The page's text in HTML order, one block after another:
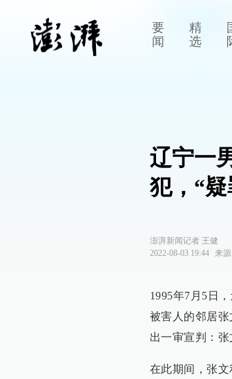
要
闻
精
选
辽宁一
犯，“
澎湃新闻记者 王健
2022-08-03 19:44
来源
1995年7月5日
被害人的邻居
出一审宣判：张
在此期间，张